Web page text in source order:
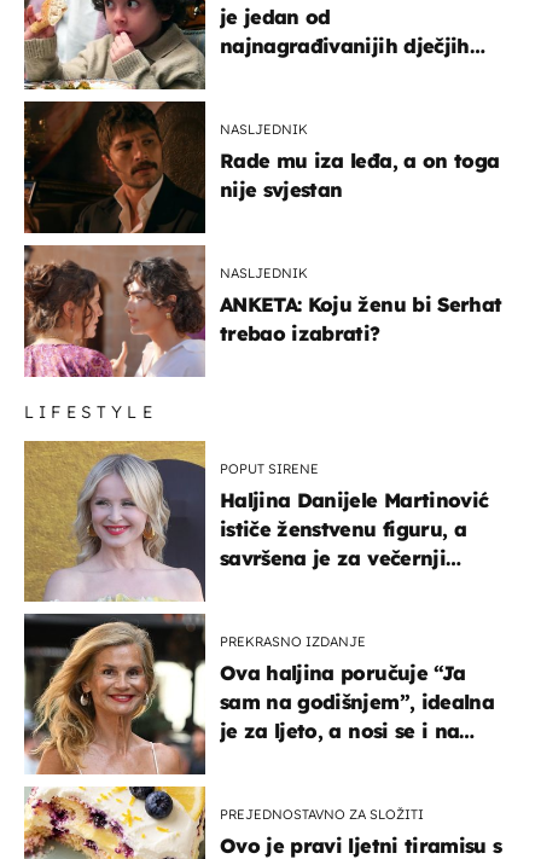
je jedan od
najnagrađivanijih dječjih
NASLJEDNIK
Rade mu iza leđa, a on toga
nije svjestan
NASLJEDNIK
ANKETA: Koju ženu bi Serhat
trebao izabrati?
LIFESTYLE
POPUT SIRENE
Haljina Danijele Martinović
ističe ženstvenu figuru, a
savršena je za večernji
PREKRASNO IZDANJE
Ova haljina poručuje “Ja
sam na godišnjem”, idealna
je za ljeto, a nosi se i na
PREJEDNOSTAVNO ZA SLOŽITI
Ovo je pravi ljetni tiramisu s